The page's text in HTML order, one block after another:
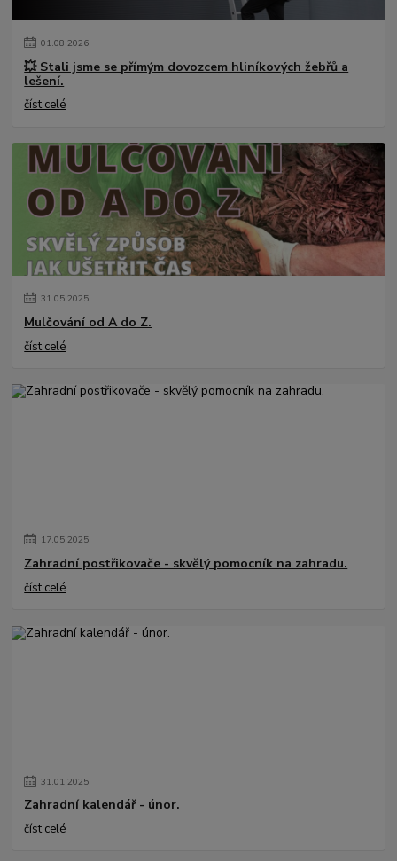
01.08.2026
💥 Stali jsme se přímým dovozcem hliníkových žebřů a
lešení.
číst celé
31.05.2025
Mulčování od A do Z.
číst celé
17.05.2025
Zahradní postřikovače - skvělý pomocník na zahradu.
číst celé
31.01.2025
Zahradní kalendář - únor.
číst celé